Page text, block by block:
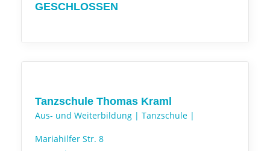
GESCHLOSSEN
Tanzschule Thomas Kraml
Aus- und Weiterbildung | Tanzschule |
Mariahilfer Str. 8